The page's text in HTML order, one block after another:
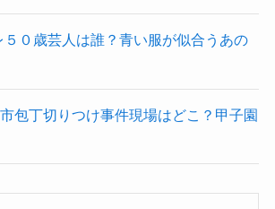
０歳芸人は誰？青い服が似合うあの
市包丁切りつけ事件現場はどこ？甲子園